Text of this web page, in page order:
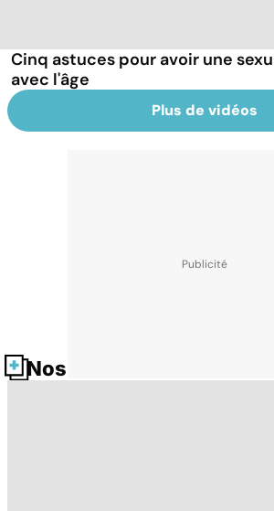
Cinq astuces pour avoir une
avec l'âge
Plus de vidéos
Nos fiches santé